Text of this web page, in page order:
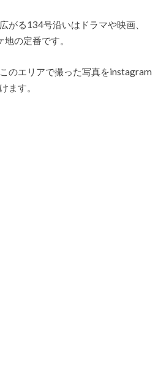
がる134号沿いはドラマや映画、
の定番です。
のエリアで撮った写真をinstagram
ます。